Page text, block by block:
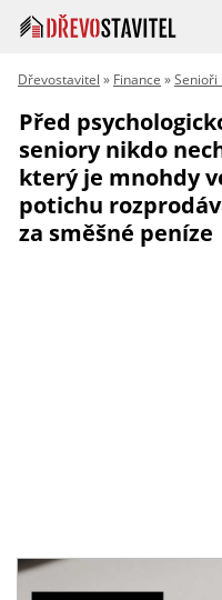
Dřevostavitel » Finance »Senioři
Před
seniory nikdo
který je mnohdy
potichu
za směšné peníze